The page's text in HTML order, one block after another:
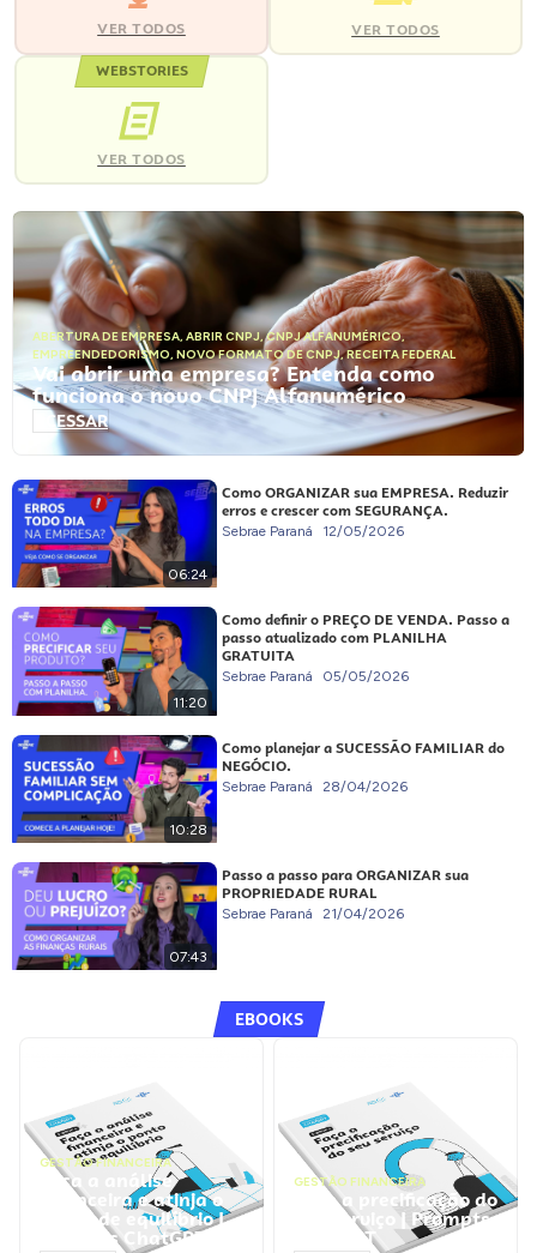
VER TODOS VER TODOS
WEBSTORIES
VER TODOS
ABERTURA DE EMPRESA, ABRIR CNPJ,CNPJ ALFANUMÉRICO,
EMPREENDEDORISMO, NOVO FORMATO DE CNPJ,RECEITA FEDERAL
Vai abrir uma empresa? Entenda como
funciona o novo CNPJ Alfanumérico
ACESSAR
06:24
Como ORGANIZAR sua EMPRESA. Reduzir
erros e crescer com SEGURANÇA.
Sebrae Paraná 12/05/2026
11:20
Como definir o PREÇO DE VENDA. Passo a
passo atualizado com PLANILHA
GRATUITA
Sebrae Paraná 05/05/2026
10:28
Como planejar a SUCESSÃO FAMILIAR do
NEGÓCIO.
Sebrae Paraná 28/04/2026
07:43
Passo a passo para ORGANIZAR sua
PROPRIEDADE RURAL
Sebrae Paraná 21/04/2026
EBOOKS
GESTÃO FINANCEIRA
Faça a análise
financeira e atinja o
ponto de equilíbrio |
Prompts ChatGPT
GESTÃO FINANCEIRA
Faça a precificação do
seu serviço | Prompts
ChatGPT